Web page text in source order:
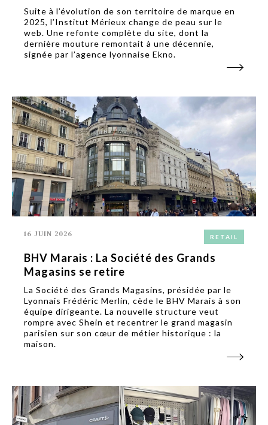
Suite à l’évolution de son territoire de marque en
2025, l’Institut Mérieux change de peau sur le
web. Une refonte complète du site, dont la
dernière mouture remontait à une décennie,
signée par l’agence lyonnaise Ekno.
RETAIL
16 JUIN 2026
BHV Marais : La Société des Grands
Magasins se retire
La Société des Grands Magasins, présidée par le
Lyonnais Frédéric Merlin, cède le BHV Marais à son
équipe dirigeante. La nouvelle structure veut
rompre avec Shein et recentrer le grand magasin
parisien sur son cœur de métier historique : la
maison.